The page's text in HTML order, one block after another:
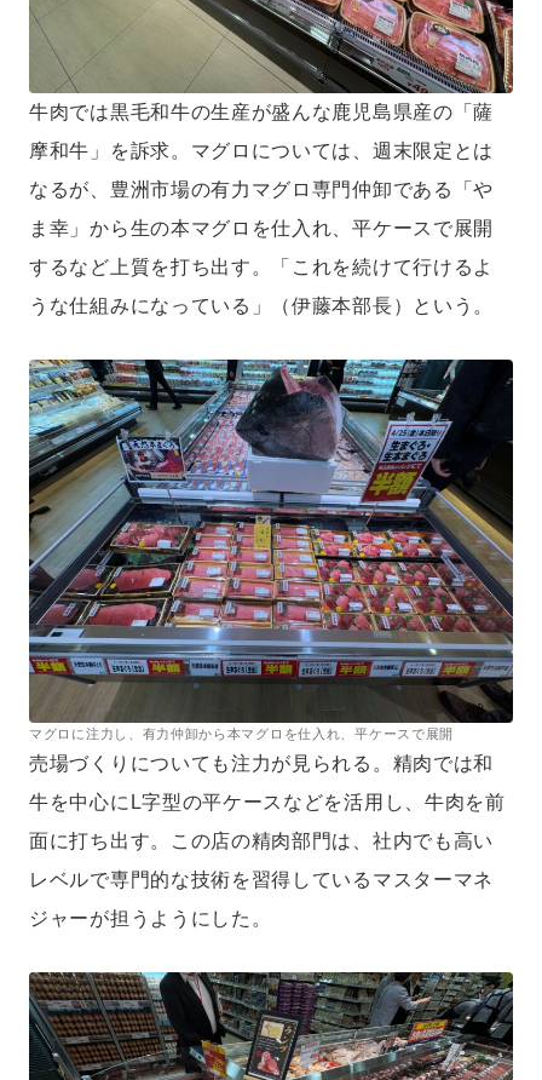
牛肉では黒毛和牛の生産が盛んな鹿児島県産の「薩
摩和牛」を訴求。マグロについては、週末限定とは
なるが、豊洲市場の有力マグロ専門仲卸である「や
ま幸」から生の本マグロを仕入れ、平ケースで展開
するなど上質を打ち出す。「これを続けて行けるよ
うな仕組みになっている」（伊藤本部長）という。
マグロに注力し、有力仲卸から本マグロを仕入れ、平ケースで展開
売場づくりについても注力が見られる。精肉では和
牛を中心にL字型の平ケースなどを活用し、牛肉を前
面に打ち出す。この店の精肉部門は、社内でも高い
レベルで専門的な技術を習得しているマスターマネ
ジャーが担うようにした。